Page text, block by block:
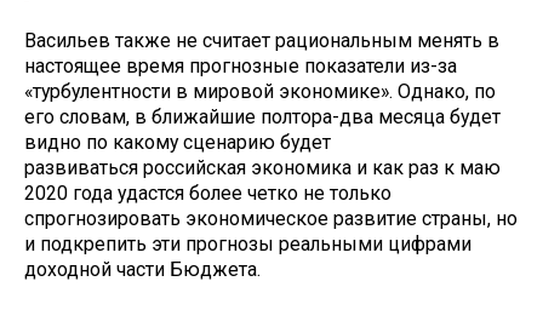
Васильев также не считает рациональным менять в
настоящее время прогнозные показатели из-за
«турбулентности в мировой экономике». Однако, по
его словам, в ближайшие полтора-два месяца будет
видно по какому сценарию будет
развиваться российская экономика и как раз к маю
2020 года удастся более четко не только
спрогнозировать экономическое развитие страны, но
и подкрепить эти прогнозы реальными цифрами
доходной части Бюджета.